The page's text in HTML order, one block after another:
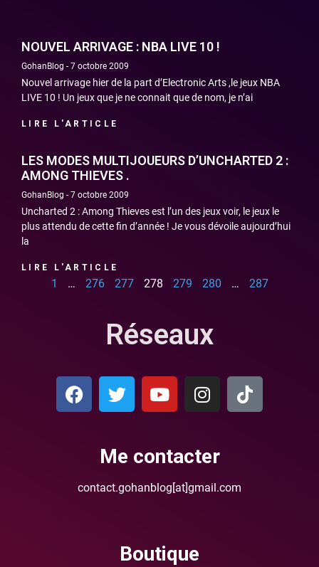
NOUVEL ARRIVAGE : NBA LIVE 10 !
GohanBlog 7 octobre 2009
Nouvel arrivage hier de la part d’Electronic Arts ,le jeux NBA
LIVE 10 ! Un jeux que je ne connait que de nom, je n’ai
LIRE L'ARTICLE
LES MODES MULTIJOUEURS D’UNCHARTED 2 :
AMONG THIEVES .
GohanBlog 7 octobre 2009
Uncharted 2 : Among Thieves est l’un des jeux voir, le jeux le
plus attendu de cette fin d’année ! Je vous dévoile aujourd’hui
la
LIRE L'ARTICLE
1 … 276 277 278 279 280 … 287
Réseaux
Me contacter
contact.gohanblog[at]gmail.com
Boutique